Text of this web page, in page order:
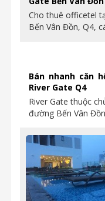
Cho thuê officetel
Bến Vân Đồn, Q4,
Bán nhanh căn
River Gate Q4
River Gate thuộc
đường Bến Vân